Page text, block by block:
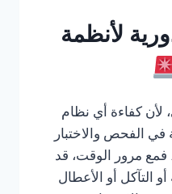
لأنظمة
لأن كفاءة أي نظام
في الفحص والاختبار
فمع مرور الوقت، قد
التآكل أو الأعطال